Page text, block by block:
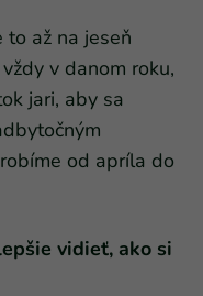
to až na jeseň
v danom roku,
jari, aby sa
od apríla do
vidieť, ako si